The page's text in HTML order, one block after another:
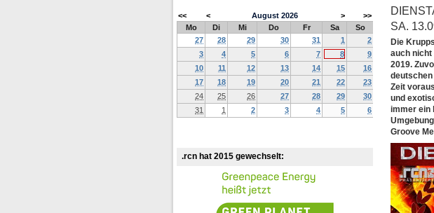
<< < August 2026 >
>>
Mo
Di Mi Do Fr Sa
So
27
28 29 30 31 1
2
3
4 5 6 7 8
9
10
11 12 13 14 15
16
17
18 19 20 21 22
23
24
25 26 27 28 29
30
31
1 2 3 4 5 6
.rcn hat 2015 gewechselt:
A.
Die
auch nicht
2019.
Zeit
und
immer ein
Groove